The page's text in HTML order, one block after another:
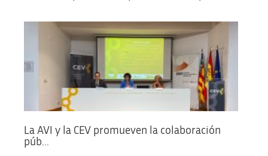
La AVI y la CEV promueven la colaboración
púb...